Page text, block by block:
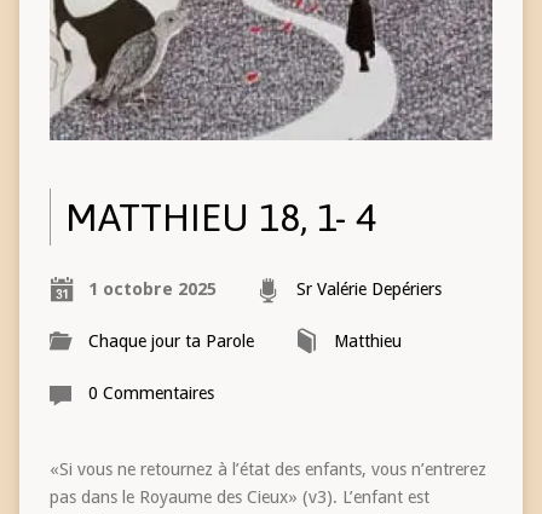
MATTHIEU 18, 1- 4
1 octobre 2025 Sr Valérie Depériers
Chaque jour ta Parole Matthieu
0 Commentaires
«Si vous ne retournez à l’état des enfants, vous n’entrerez
pas dans le Royaume des Cieux» (v3). L’enfant est